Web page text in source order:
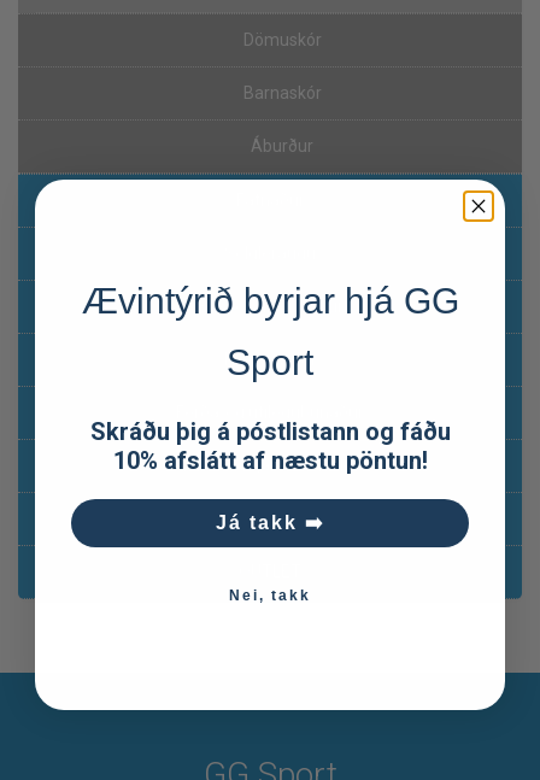
Dömuskór
Barnaskór
Áburður
Bakpokar og töskur
Hlaupavörur
Klifur og fjallamennska
Sjósport
Ævintýrið byrjar hjá GG
Sport
Skráðu þig á póstlistann og fáðu
10% afslátt af næstu pöntun!
Já takk ➡️
Nei, takk